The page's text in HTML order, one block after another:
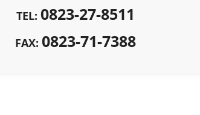
TEL: 0823-27-8511
FAX: 0823-71-7388